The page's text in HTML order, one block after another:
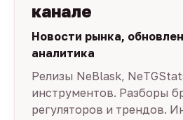
канале
Новости рынка,
аналитика
Релизы NeBlask,
инструментов. Разборы
регуляторов и трендов.